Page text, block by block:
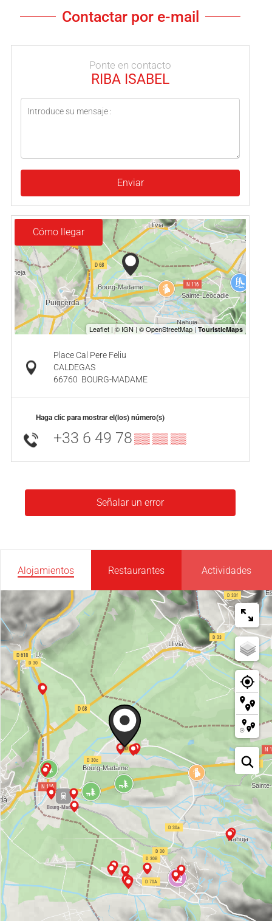
Contactar por e-mail
Ponte en contacto
RIBA ISABEL
Enviar
Cómo llegar
Place Cal Pere Feliu
CALDEGAS
66760 BOURG-MADAME
Haga clic para mostrar el(los) número(s)
+33 6 49 78▒▒ ▒▒ ▒▒
Señalar un error
Alojamientos Restaurantes Actividades